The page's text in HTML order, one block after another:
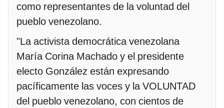
como representantes de la voluntad del
pueblo venezolano.
"La activista democrática venezolana
María Corina Machado y el presidente
electo González están expresando
pacíficamente las voces y la VOLUNTAD
del pueblo venezolano, con cientos de